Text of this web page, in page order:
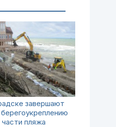
завершают
пляжа